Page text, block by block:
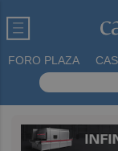
FORO PLAZA